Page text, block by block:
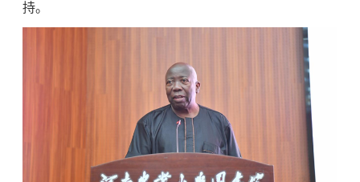
持。